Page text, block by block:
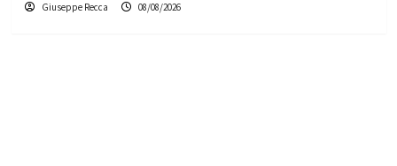
Giuseppe Recca 08/08/2026